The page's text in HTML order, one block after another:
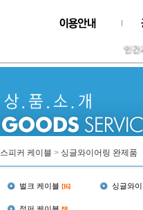
인간
스피커 케이블 > 싱글와이어링 완제품
벌크 케이블 [16] 싱글와